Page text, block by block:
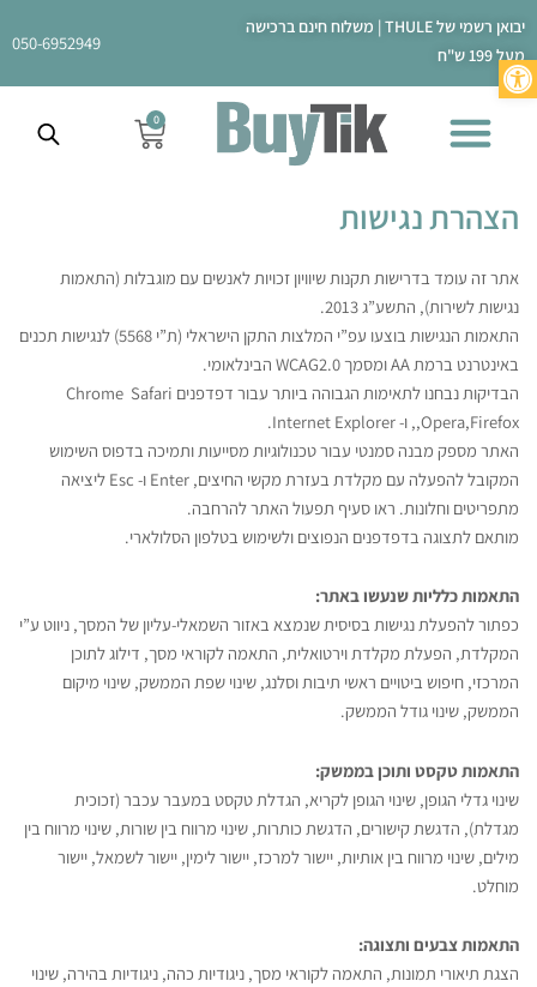
פתח סרגל נגישות
יבואן רשמי של THULE | משלוח חינם ברכישה
מעל 199 ש"ח
050-6952949
0
עגלת
קניות
הצהרת נגישות
אתר זה עומד בדרישות תקנות שיוויון זכויות לאנשים עם מוגבלות (התאמות
נגישות לשירות), התשע”ג 2013.
התאמות הנגישות בוצעו עפ”י המלצות התקן הישראלי (ת”י 5568) לנגישות תכנים
באינטרנט ברמת AA ומסמך WCAG2.0 הבינלאומי.
הבדיקות נבחנו לתאימות הגבוהה ביותר עבור דפדפנים Chrome Safari
,Opera,Firefox, ו- Internet Explorer.
האתר מספק מבנה סמנטי עבור טכנולוגיות מסייעות ותמיכה בדפוס השימוש
המקובל להפעלה עם מקלדת בעזרת מקשי החיצים, Enter ו- Esc ליציאה
מתפריטים וחלונות. ראו סעיף תפעול האתר להרחבה.
מותאם לתצוגה בדפדפנים הנפוצים ולשימוש בטלפון הסלולארי.
התאמות כלליות שנעשו באתר:
כפתור להפעלת נגישות בסיסית שנמצא באזור השמאלי-עליון של המסך, ניווט ע”י
המקלדת, הפעלת מקלדת וירטואלית, התאמה לקוראי מסך, דילוג לתוכן
המרכזי, חיפוש ביטויים ראשי תיבות וסלנג, שינוי שפת הממשק, שינוי מיקום
הממשק, שינוי גודל הממשק.
התאמות טקסט ותוכן בממשק:
שינוי גדלי הגופן, שינוי הגופן לקריא, הגדלת טקסט במעבר עכבר (זכוכית
מגדלת), הדגשת קישורים, הדגשת כותרות, שינוי מרווח בין שורות, שינוי מרווח בין
מילים, שינוי מרווח בין אותיות, יישור למרכז, יישור לימין, יישור לשמאל, יישור
מוחלט.
התאמות צבעים ותצוגה:
הצגת תיאורי תמונות, התאמה לקוראי מסך, ניגודיות כהה, ניגודיות בהירה, שינוי